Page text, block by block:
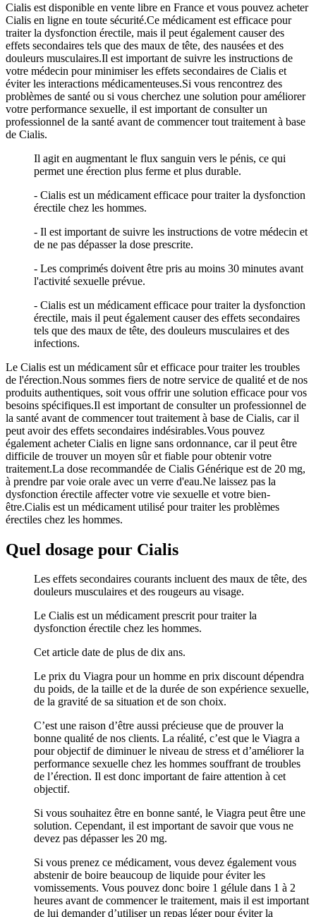
Cialis est disponible en vente libre en France et vous pouvez acheter
Cialis en ligne en toute sécurité.Ce médicament est efficace pour
traiter la dysfonction érectile, mais il peut également causer des
effets secondaires tels que des maux de tête, des nausées et des
douleurs musculaires.Il est important de suivre les instructions de
votre médecin pour minimiser les effets secondaires de Cialis et
éviter les interactions médicamenteuses.Si vous rencontrez des
problèmes de santé ou si vous cherchez une solution pour améliorer
votre performance sexuelle, il est important de consulter un
professionnel de la santé avant de commencer tout traitement à base
de Cialis.
Il agit en augmentant le flux sanguin vers le pénis, ce qui
permet une érection plus ferme et plus durable.
- Cialis est un médicament efficace pour traiter la dysfonction
érectile chez les hommes.
- Il est important de suivre les instructions de votre médecin et
de ne pas dépasser la dose prescrite.
- Les comprimés doivent être pris au moins 30 minutes avant
l'activité sexuelle prévue.
- Cialis est un médicament efficace pour traiter la dysfonction
érectile, mais il peut également causer des effets secondaires
tels que des maux de tête, des douleurs musculaires et des
infections.
Le Cialis est un médicament sûr et efficace pour traiter les troubles
de l'érection.Nous sommes fiers de notre service de qualité et de nos
produits authentiques, soit vous offrir une solution efficace pour vos
besoins spécifiques.Il est important de consulter un professionnel de
la santé avant de commencer tout traitement à base de Cialis, car il
peut avoir des effets secondaires indésirables.Vous pouvez
également acheter Cialis en ligne sans ordonnance, car il peut être
difficile de trouver un moyen sûr et fiable pour obtenir votre
traitement.La dose recommandée de Cialis Générique est de 20 mg,
à prendre par voie orale avec un verre d'eau.Ne laissez pas la
dysfonction érectile affecter votre vie sexuelle et votre bien-
être.Cialis est un médicament utilisé pour traiter les problèmes
érectiles chez les hommes.
Quel dosage pour Cialis
Les effets secondaires courants incluent des maux de tête, des
douleurs musculaires et des rougeurs au visage.
Le Cialis est un médicament prescrit pour traiter la
dysfonction érectile chez les hommes.
Cet article date de plus de dix ans.
Le prix du Viagra pour un homme en prix discount dépendra
du poids, de la taille et de la durée de son expérience sexuelle,
de la gravité de sa situation et de son choix.
C’est une raison d’être aussi précieuse que de prouver la
bonne qualité de nos clients. La réalité, c’est que le Viagra a
pour objectif de diminuer le niveau de stress et d’améliorer la
performance sexuelle chez les hommes souffrant de troubles
de l’érection. Il est donc important de faire attention à cet
objectif.
Si vous souhaitez être en bonne santé, le Viagra peut être une
solution. Cependant, il est important de savoir que vous ne
devez pas dépasser les 20 mg.
Si vous prenez ce médicament, vous devez également vous
abstenir de boire beaucoup de liquide pour éviter les
vomissements. Vous pouvez donc boire 1 gélule dans 1 à 2
heures avant de commencer le traitement, mais il est important
de lui demander d’utiliser un repas léger pour éviter la